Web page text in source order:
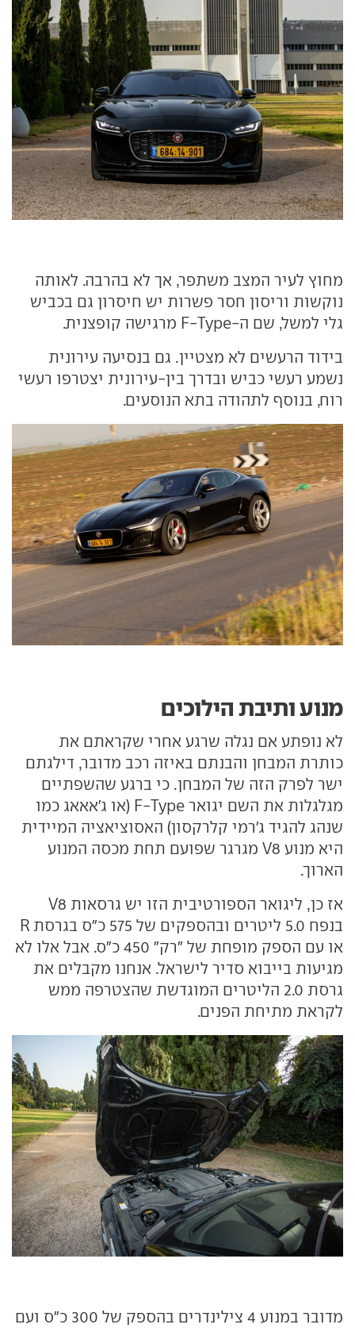
מחוץ לעיר המצב משתפר, אך לא בהרבה. לאותה
נוקשות וריסון חסר פשרות יש חיסרון גם בכביש
גלי למשל, שם ה-F-Type מרגישה קופצנית.
בידוד הרעשים לא מצטיין. גם בנסיעה עירונית
נשמע רעשי כביש ובדרך בין-עירונית יצטרפו רעשי
רוח, בנוסף לתהודה בתא הנוסעים.
מנוע ותיבת הילוכים
לא נופתע אם נגלה שרגע אחרי שקראתם את
כותרת המבחן והבנתם באיזה רכב מדובר, דילגתם
ישר לפרק הזה של המבחן. כי ברגע שהשפתיים
מגלגלות את השם יגואר F-Type (או ג'אאאג כמו
שנהג להגיד ג'רמי קלרקסון) האסוציאציה המיידית
היא מנוע V8 מגרגר שפועם תחת מכסה המנוע
הארוך.
אז כן, ליגואר הספורטיבית הזו יש גרסאות V8
בנפח 5.0 ליטרים ובהספקים של 575 כ"ס בגרסת R
או עם הספק מופחת של "רק" 450 כ"ס. אבל אלו לא
מגיעות בייבוא סדיר לישראל. אנחנו מקבלים את
גרסת 2.0 הליטרים המוגדשת שהצטרפה ממש
לקראת מתיחת הפנים.
מדובר במנוע 4 צילינדרים בהספק של 300 כ"ס ועם